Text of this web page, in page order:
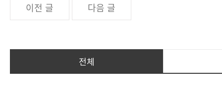
이전 글 다음 글
전체